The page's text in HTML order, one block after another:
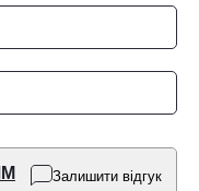
Залишити відгук